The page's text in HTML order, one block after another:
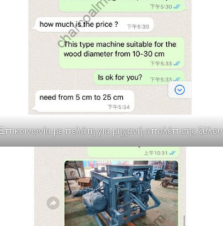
με πελάτη για μηχανή απολέπισης ξύλου